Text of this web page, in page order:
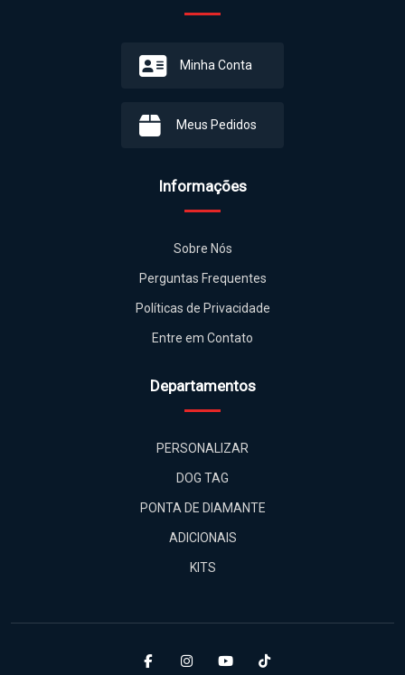
Minha Conta
Meus Pedidos
Informações
Sobre Nós
Perguntas Frequentes
Políticas de Privacidade
Entre em Contato
Departamentos
PERSONALIZAR
DOG TAG
PONTA DE DIAMANTE
ADICIONAIS
KITS